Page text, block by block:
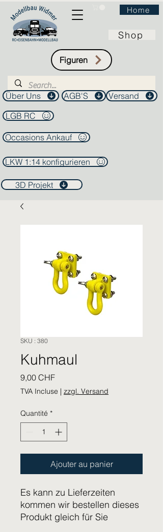
Home
Shop
Figuren
Über Uns AGB'S
Versand
LGB RC
Occasions Ankauf
LKW 1:14 konfigurieren
3D Projekt
SKU : 380
Kuhmaul
9,00 CHFPrix
TVA Incluse | zzgl. Versand
Quantité *
Ajouter au panier
Es kann zu Lieferzeiten
kommen wir bestellen dieses
Produkt gleich für Sie